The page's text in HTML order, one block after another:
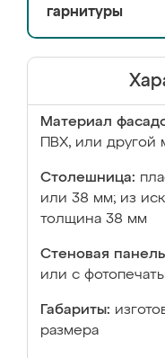
гарнитуры
Материал
ПВХ, или
Столешница:
или 38 мм; из
толщина 38 мм
Стеновая
или с
Габариты:
размера